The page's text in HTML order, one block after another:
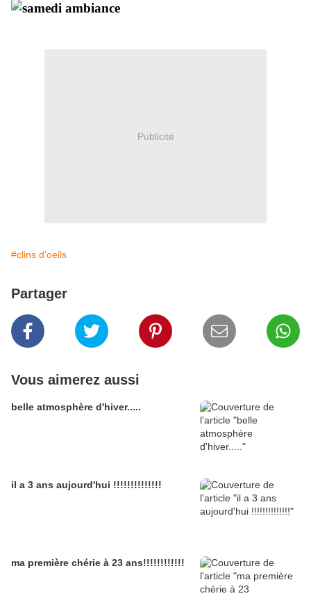
Publicité
#clins d'oeils
Partager
Vous aimerez aussi
belle atmosphère d'hiver.....
il a 3 ans aujourd'hui !!!!!!!!!!!!!!
ma première chérie à 23 ans!!!!!!!!!!!!